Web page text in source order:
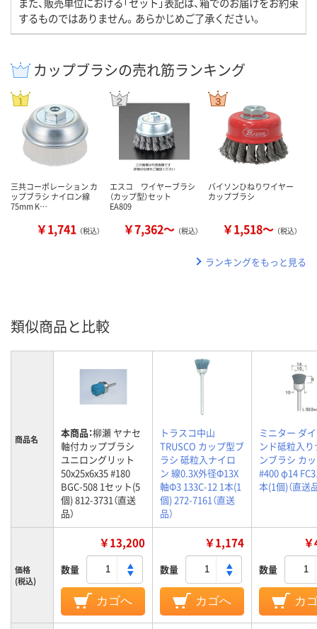
するものではありません。あらかじめご了承ください。
カップブラシの売れ筋ランキング
三共コーポレーション カ
ップブラシ ナイロン線
75mm K…
￥1,741 （税込）
エスコ ワイヤーブラシ
（カップ型）セット
EA809
￥7,362～ （税込）
バイソンひねりワイヤー
カップブラシ
￥1,518～ （税込）
ランキングをもっと見る
類似商品と比較
商品名 本商品：柳瀬 ヤナセ
軸付カップブラシ
ユニロングリット
50x25x6x35 #180
BGC-508 1セット(5
個) 812-3731（直送
品）
トラスコ中山
TRUSCO カップ型ブ
ラシ 砥粒入ナイロ
ン 線0.3X外径Φ13X
軸Φ3 133C-12 1本(1
個) 272-7161（直送
品）
ミニター ダ
ンド砥粒入
ンブラシ カ
#400 φ14
本(1個)（直送
価格
(税込)
￥13,200
数量
カゴへ
￥1,174
数量
カゴへ
数量
カ